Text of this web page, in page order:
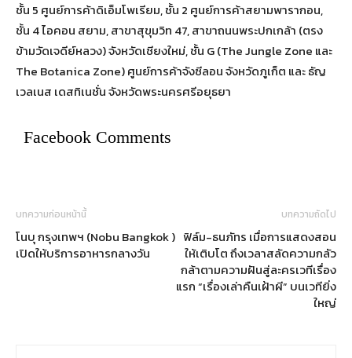
ชั้น 5 ศูนย์การค้าดิเอ็มโพเรียม, ชั้น 2 ศูนย์การค้าสยามพารากอน,
ชั้น 4 ไอคอน สยาม, สาขาสุขุมวิท 47, สาขาถนนพระปกเกล้า (ตรง
ข้ามวัดเจดีย์หลวง) จังหวัดเชียงใหม่, ชั้น G (The Jungle Zone และ
The Botanica Zone) ศูนย์การค้าจังซีลอน จังหวัดภูเก็ต และ ธัญ
เวลเนส เดสทิเนชั่น จังหวัดพระนครศรีอยุธยา
Facebook Comments
บทความก่อนหน้านี้
โนบุ กรุงเทพฯ (Nobu Bangkok )
เปิดให้บริการอาหารกลางวัน
บทความถัดไป
ฟิล์ม-ธนภัทร เมื่อการแสดงสอน
ให้เติบโต ถึงเวลาสลัดความกลัว
กล้าตามความฝันสู่ละครเวทีเรื่อง
แรก “เรื่องเล่าคืนเฝ้าผี” บนเวทียิ่ง
ใหญ่